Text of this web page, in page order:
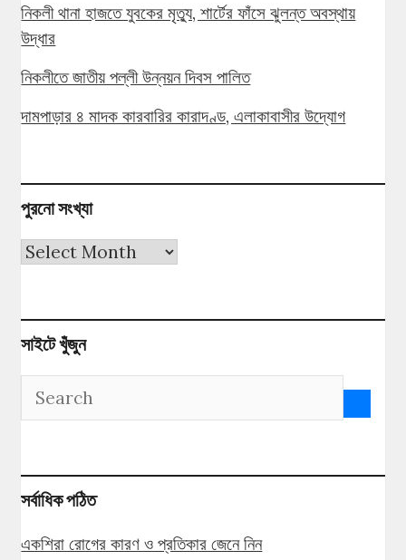
নিকলী থানা হাজতে যুবকের মৃত্যু, শার্টের ফাঁসে ঝুলন্ত অবস্থায়
উদ্ধার
নিকলীতে জাতীয় পল্লী উন্নয়ন দিবস পালিত
দামপাড়ার ৪ মাদক কারবারির কারাদণ্ড, এলাকাবাসীর উদ্যোগ
পুরনো সংখ্যা
পুরনো
সাইটে খুঁজুন
সর্বাধিক পঠিত
একশিরা রোগের কারণ ও প্রতিকার জেনে নিন